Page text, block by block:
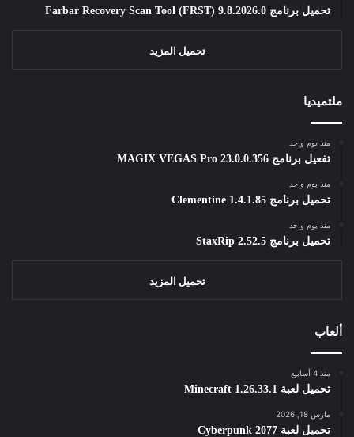
تحميل برنامج Farbar Recovery Scan Tool (FRST) 9.8.2026.0
تحميل المزيد
ملتميديا
منذ يوم واحد
تفعيل برنامج MAGIX VEGAS Pro 23.0.0.356
منذ يوم واحد
تحميل برنامج Clementine 1.4.1.85
منذ يوم واحد
تحميل برنامج StaxRip 2.52.5
تحميل المزيد
ألعاب
منذ 4 أسابيع
تحميل لعبة Minecraft 1.26.33.1
مارس 18, 2026
تحميل لعبة Cyberpunk 2077